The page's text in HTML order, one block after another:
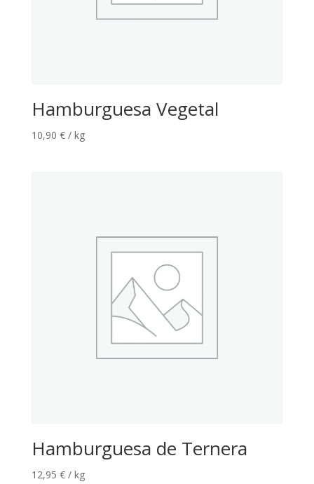
Hamburguesa Vegetal
10,90 € / kg
Hamburguesa de Ternera
12,95 € / kg